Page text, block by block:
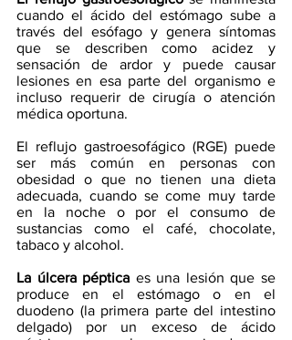
cuando el ácido del estómago sube a
través del esófago y genera síntomas
que se describen como acidez y
sensación de ardor y puede causar
lesiones en esa parte del organismo e
incluso requerir de cirugía o atención
médica oportuna.
El reflujo gastroesofágico (RGE) puede
ser más común en personas con
obesidad o que no tienen una dieta
adecuada, cuando se come muy tarde
en la noche o por el consumo de
sustancias como el café, chocolate,
tabaco y alcohol.
La úlcera péptica es una lesión que se
produce en el estómago o en el
duodeno (la primera parte del intestino
delgado) por un exceso de ácido